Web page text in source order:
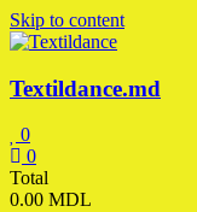
Skip to content
Textildance.md
0
0
Total
0.00 MDL